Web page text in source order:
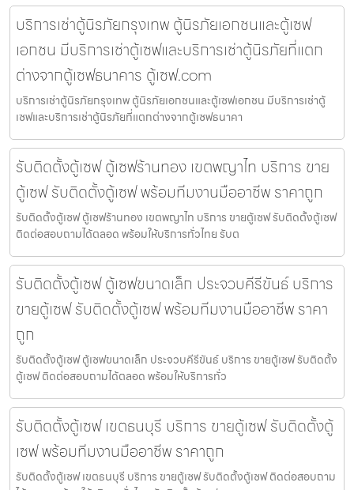
บริการเช่าตู้นิรภัยกรุงเทพ ตู้นิรภัยเอกชนและตู้เซฟ
เอกชน มีบริการเช่าตู้เซฟและบริการเช่าตู้นิรภัยที่แตก
ต่างจากตู้เซฟธนาคาร ตู้เซฟ.com
บริการเช่าตู้นิรภัยกรุงเทพ ตู้นิรภัยเอกชนและตู้เซฟเอกชน มีบริการเช่าตู้
เซฟและบริการเช่าตู้นิรภัยที่แตกต่างจากตู้เซฟธนาคา
รับติดตั้งตู้เซฟ ตู้เซฟร้านทอง เขตพญาไท บริการ ขาย
ตู้เซฟ รับติดตั้งตู้เซฟ พร้อมทีมงานมืออาชีพ ราคาถูก
รับติดตั้งตู้เซฟ ตู้เซฟร้านทอง เขตพญาไท บริการ ขายตู้เซฟ รับติดตั้งตู้เซฟ
ติดต่อสอบถามได้ตลอด พร้อมให้บริการทั่วไทย รับต
รับติดตั้งตู้เซฟ ตู้เซฟขนาดเล็ก ประจวบคีรีขันธ์ บริการ
ขายตู้เซฟ รับติดตั้งตู้เซฟ พร้อมทีมงานมืออาชีพ ราคา
ถูก
รับติดตั้งตู้เซฟ ตู้เซฟขนาดเล็ก ประจวบคีรีขันธ์ บริการ ขายตู้เซฟ รับติดตั้ง
ตู้เซฟ ติดต่อสอบถามได้ตลอด พร้อมให้บริการทั่ว
รับติดตั้งตู้เซฟ เขตธนบุรี บริการ ขายตู้เซฟ รับติดตั้งตู้
เซฟ พร้อมทีมงานมืออาชีพ ราคาถูก
รับติดตั้งตู้เซฟ เขตธนบุรี บริการ ขายตู้เซฟ รับติดตั้งตู้เซฟ ติดต่อสอบถาม